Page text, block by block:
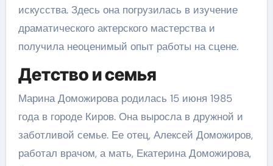
искусства. Здесь она погрузилась в изучение
драматического актерского мастерства и
получила неоценимый опыт работы на сцене.
Детство и семья
Марина Доможирова родилась 15 июня 1985
года в городе Киров. Она выросла в дружной и
заботливой семье. Ее отец, Алексей Доможиров,
работал врачом, а мать, Екатерина Доможирова,